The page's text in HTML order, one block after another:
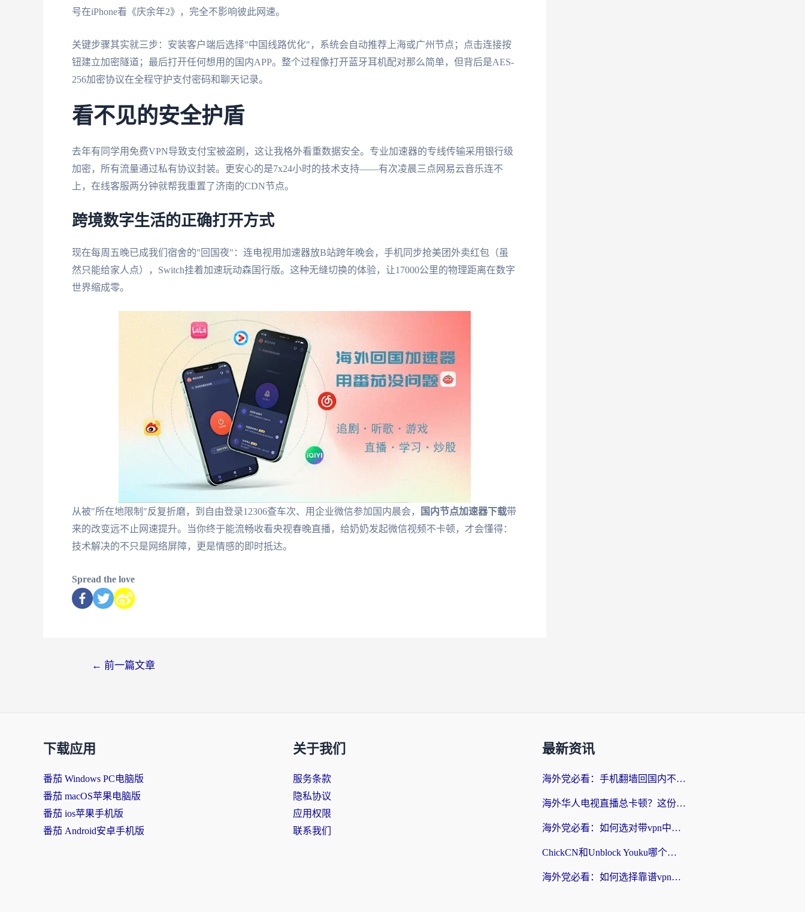
号在iPhone看《庆余年2》，完全不影响彼此网速。
关键步骤其实就三步：安装客户端后选择"中国线路优化"，系统会自动推荐上海或广州节点；点击连接按
钮建立加密隧道；最后打开任何想用的国内APP。整个过程像打开蓝牙耳机配对那么简单，但背后是AES-
256加密协议在全程守护支付密码和聊天记录。
看不见的安全护盾
去年有同学用免费VPN导致支付宝被盗刷，这让我格外看重数据安全。专业加速器的专线传输采用银行级
加密，所有流量通过私有协议封装。更安心的是7x24小时的技术支持——有次凌晨三点网易云音乐连不
上，在线客服两分钟就帮我重置了济南的CDN节点。
跨境数字生活的正确打开方式
现在每周五晚已成我们宿舍的"回国夜"：连电视用加速器放B站跨年晚会，手机同步抢美团外卖红包（虽
然只能给家人点），Switch挂着加速玩动森国行版。这种无缝切换的体验，让17000公里的物理距离在数字
世界缩成零。
从被"所在地限制"反复折磨，到自由登录12306查车次、用企业微信参加国内晨会， 国内节点加速器下载带
来的改变远不止网速提升。当你终于能流畅收看央视春晚直播，给奶奶发起微信视频不卡顿，才会懂得：
技术解决的不只是网络屏障，更是情感的即时抵达。
Spread the love
← 前一篇文章
下载应用
番茄 Windows PC电脑版
番茄 macOS苹果电脑版
番茄 ios苹果手机版
番茄 Android安卓手机版
关于我们
服务条款
隐私协议
应用权限
联系我们
最新资讯
海外党必看：手机翻墙回国内不再难，一篇搞定无缝访问国内资源指南
海外华人电视直播总卡顿？这份回国加速器选择指南帮你无缝看国内资源
海外党必看：如何选对带vpn中国节点的加速器？无缝访问国内资源全攻略
ChickCN和Unblock Youku哪个好？海外党亲测4款热门回国加速器，附避坑指南
海外党必看：如何选择靠谱vpn加速器官网？轻松解决国内APP地区限制